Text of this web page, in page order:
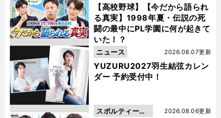
【高校野球】【今だから語られ
る真実】1998年夏・伝説の死
闘の最中にPL学園に何が起きて
いた！？
動画
YUZURU2027羽生結弦カレン
ダー 予約受付中！
2026.08.07更新
ニュース
2026.08.06更新
スポルティーバ